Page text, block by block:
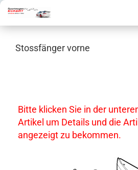
Stossfänger vorne
Bitte klicken Sie in der
Artikel um Details und die
angezeigt zu bekommen.